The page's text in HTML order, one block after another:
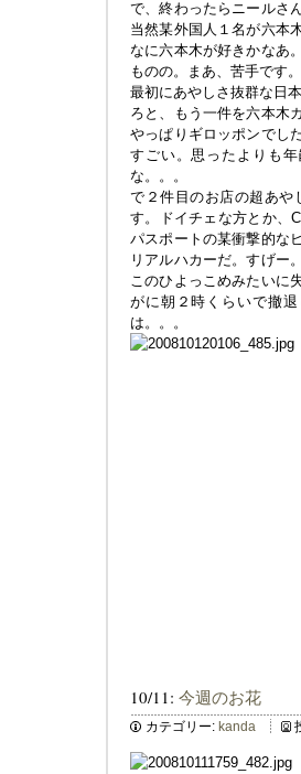
で、終わったらニールさ
当然某外国人１名が六本
なに六本木が好きかなあ
ものの。まあ、苦手です。
最初にあやしさ抜群な日
ろと、もう一件を六本木
やっぱりギロッポンでし
すごい。思ったよりも
な。。。
で２件目のお店の超あや
す。ドイチェな方とか、
パスポートの某衝撃的な
リアルハカーだ。すげー
このひよっこめみたいに
がに朝２時くらいで撤
は。。。
10/11: 今週のお花
カテゴリー: kanda